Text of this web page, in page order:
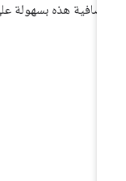
هذه بسهولة على